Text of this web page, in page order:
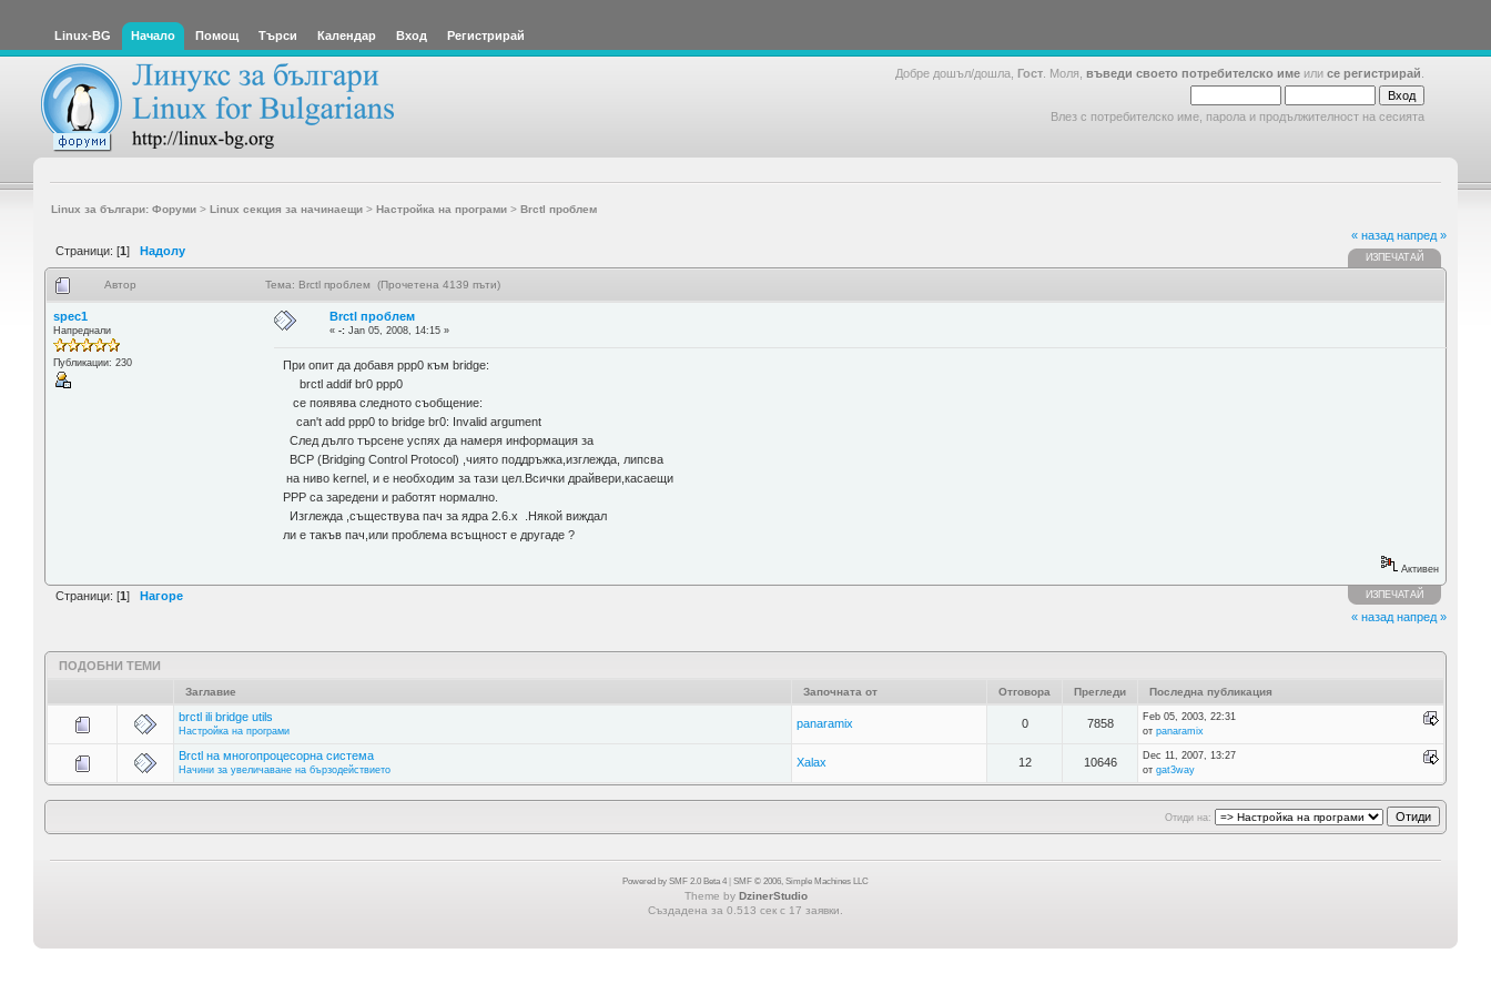
Linux-BG Начало Помощ Търси Календар Вход Регистрирай
Добре дошъл/дошла, Гост . Моля, въведи своето потребителско име или се регистрирай
Влез с потребителско име, парола и продължителност на сесията
Linux за българи: Форуми> Linux секция за начинаещи> Настройка на програми> Brctl проблем
Страници: [1] Надолу
« назад напред »
ИЗПЕЧАТАЙ
Автор Тема: Brctl проблем (Прочетена 4139 пъти)
spec1
Напреднали
Публикации: 230
Brctl проблем
«-: Jan 05, 2008, 14:15 »
При опит да добавя ppp0 към bridge:
brctl addif br0 ppp0
се появява следното съобщение:
can't add ppp0 to bridge br0: Invalid argument
След дълго търсене успях да намеря информация за
BCP (Bridging Control Protocol) ,чиято поддръжка,изглежда, липсва
на ниво kernel, и е необходим за тази цел.Всички драйвери,касаещи
PPP са заредени и работят нормално.
Изглежда ,съществува пач за ядра 2.6.x .Някой виждал
ли е такъв пач,или проблема всъщност е другаде ?
Активен
Страници: [1] Нагоре ИЗПЕЧАТАЙ
« назад напред »
ПОДОБНИ ТЕМИ
Заглавие Започната от Отговора Прегледи Последна публикация
brctl ili bridge utils
Настройка на програми
panaramix 0 7858
Feb 05, 2003, 22:31
от panaramix
Brctl на многопроцесорна система
Начини за увеличаване на бързодействието
Xalax 12 10646
Dec 11, 2007, 13:27
от gat3way
Отиди на:
Powered by SMF 2.0 Beta 4 SMF © 2006, Simple Machines LLC
Theme by DzinerStudio
Създадена за 0.513 сек с 17 заявки.